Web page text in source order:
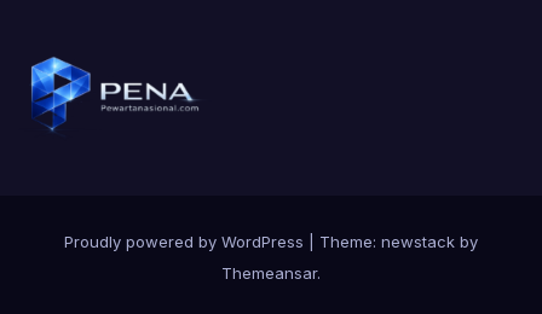
Proudly powered by WordPress
Theme: newstack by
Themeansar.